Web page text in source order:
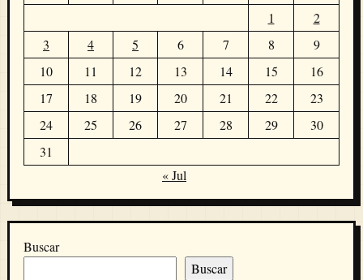
1
2
3
4 5 6 7 8
9
10
11 12 13 14 15
16
17
18 19 20 21 22
23
24
25 26 27 28 29
30
31
« Jul
Buscar
Buscar